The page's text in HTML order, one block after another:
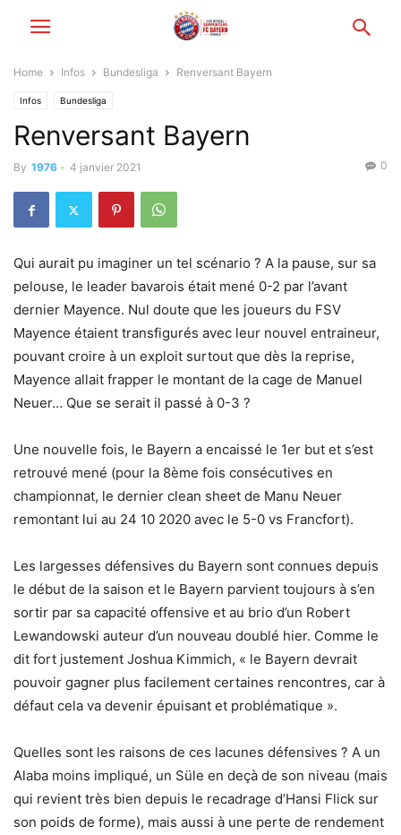
Home Infos Bundesliga Renversant Bayern
Infos Bundesliga
Renversant Bayern
By 1976 - 4 janvier 2021 0
Qui aurait pu imaginer un tel scénario ? A la pause, sur sa
pelouse, le leader bavarois était mené 0-2 par l’avant
dernier Mayence. Nul doute que les joueurs du FSV
Mayence étaient transfigurés avec leur nouvel entraineur,
pouvant croire à un exploit surtout que dès la reprise,
Mayence allait frapper le montant de la cage de Manuel
Neuer… Que se serait il passé à 0-3 ?
Une nouvelle fois, le Bayern a encaissé le 1er but et s’est
retrouvé mené (pour la 8ème fois consécutives en
championnat, le dernier clean sheet de Manu Neuer
remontant lui au 24 10 2020 avec le 5-0 vs Francfort).
Les largesses défensives du Bayern sont connues depuis
le début de la saison et le Bayern parvient toujours à s’en
sortir par sa capacité offensive et au brio d’un Robert
Lewandowski auteur d’un nouveau doublé hier. Comme le
dit fort justement Joshua Kimmich, « le Bayern devrait
pouvoir gagner plus facilement certaines rencontres, car à
défaut cela va devenir épuisant et problématique ».
Quelles sont les raisons de ces lacunes défensives ? A un
Alaba moins impliqué, un Süle en deçà de son niveau (mais
qui revient très bien depuis le recadrage d’Hansi Flick sur
son poids de forme), mais aussi à une perte de rendement